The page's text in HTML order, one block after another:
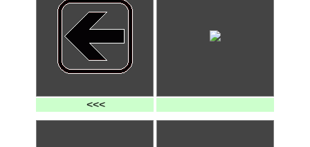
<<<